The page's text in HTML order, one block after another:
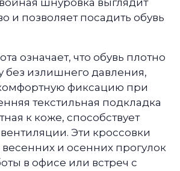
шнуровка выглядит
и позволяет посадить обувь
означает, что обувь плотно
без излишнего давления,
фиксацию при
текстильная подкладка
к коже, способствует
Эти кроссовки
и осенних прогулок
в офисе или встреч с